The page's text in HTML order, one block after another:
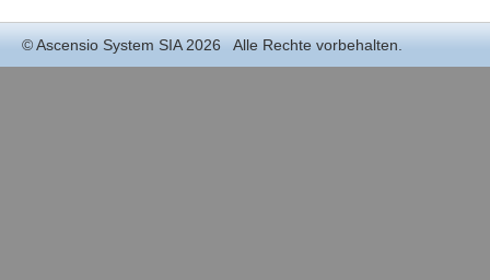
©Ascensio System SIA2026 Alle Rechte vorbehalten.